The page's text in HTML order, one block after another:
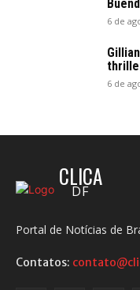
6 de
6 de
CLICA
DF
Portal de Notícias de
Contatos: